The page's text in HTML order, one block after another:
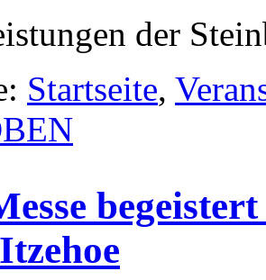
der
Startseite,